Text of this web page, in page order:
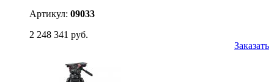
Артикул: 09033
2 248 341 руб.
Заказать